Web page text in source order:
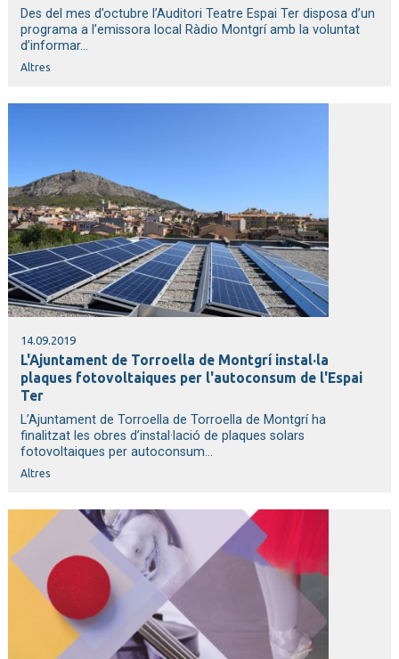
Des del mes d’octubre l’Auditori Teatre Espai Ter disposa d’un
programa a l’emissora local Ràdio Montgrí amb la voluntat
d’informar...
Altres
14.09.2019
L'Ajuntament de Torroella de Montgrí instal·la
plaques fotovoltaiques per l'autoconsum de l'Espai
Ter
L’Ajuntament de Torroella de Torroella de Montgrí ha
finalitzat les obres d’instal·lació de plaques solars
fotovoltaiques per autoconsum...
Altres